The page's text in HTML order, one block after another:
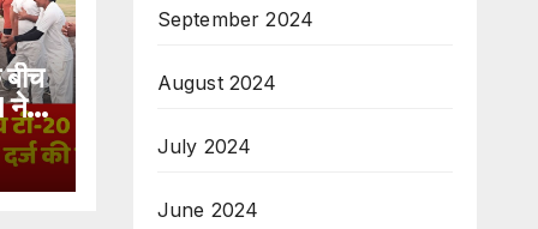
ने 8
September 2024
August 2024
July 2024
June 2024